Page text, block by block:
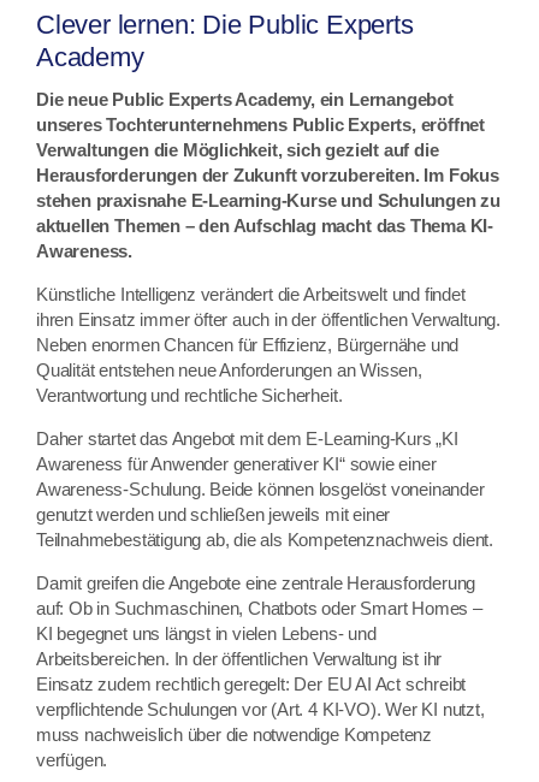
Clever lernen: Die Public Experts
Academy
Die neue Public Experts Academy, ein Lernangebot
unseres Tochterunternehmens Public Experts, eröffnet
Verwaltungen die Möglichkeit, sich gezielt auf die
Herausforderungen der Zukunft vorzubereiten. Im Fokus
stehen praxisnahe E-Learning-Kurse und Schulungen zu
aktuellen Themen – den Aufschlag macht das Thema KI-
Awareness.
Künstliche Intelligenz verändert die Arbeitswelt und findet
ihren Einsatz immer öfter auch in der öffentlichen Verwaltung.
Neben enormen Chancen für Effizienz, Bürgernähe und
Qualität entstehen neue Anforderungen an Wissen,
Verantwortung und rechtliche Sicherheit.
Daher startet das Angebot mit dem E-Learning-Kurs „KI
Awareness für Anwender generativer KI“ sowie einer
Awareness-Schulung. Beide können losgelöst voneinander
genutzt werden und schließen jeweils mit einer
Teilnahmebestätigung ab, die als Kompetenznachweis dient.
Damit greifen die Angebote eine zentrale Herausforderung
auf: Ob in Suchmaschinen, Chatbots oder Smart Homes –
KI begegnet uns längst in vielen Lebens- und
Arbeitsbereichen. In der öffentlichen Verwaltung ist ihr
Einsatz zudem rechtlich geregelt: Der EU AI Act schreibt
verpflichtende Schulungen vor (Art. 4 KI-VO). Wer KI nutzt,
muss nachweislich über die notwendige Kompetenz
verfügen.